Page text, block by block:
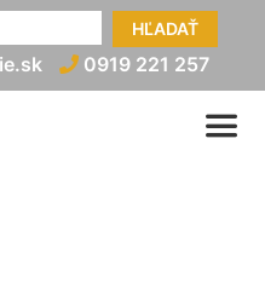
HĽADAŤ
0919 221 257